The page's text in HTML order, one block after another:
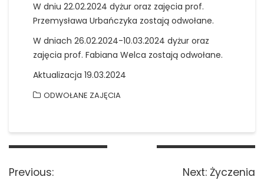
W dniu 22.02.2024 dyżur oraz zajęcia prof.
Przemysława Urbańczyka zostają odwołane.
W dniach 26.02.2024-10.03.2024 dyżur oraz
zajęcia prof. Fabiana Welca zostają odwołane.
Aktualizacja 19.03.2024
ODWOŁANE ZAJĘCIA
Nawigacja
Previous:Previous
Next: Next
Życzenia